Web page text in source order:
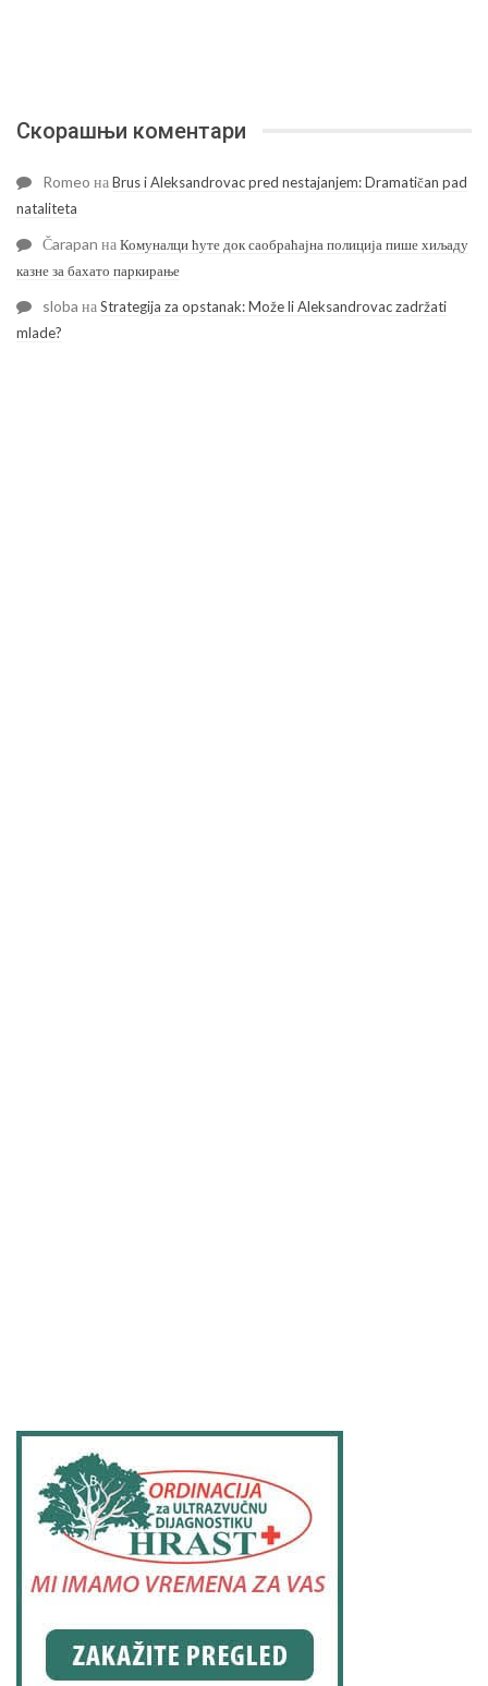
Скорашњи коментари
Romeo наBrus i Aleksandrovac pred nestajanjem: Dramatičan pad
nataliteta
Čarapan наКомуналци ћуте док саобраћајна полиција пише хиљаду
казне за бахато паркирање
sloba наStrategija za opstanak: Može li Aleksandrovac zadržati
mlade?